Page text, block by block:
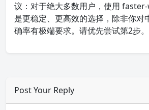
议：对于绝大多数用户，使用 faster-
是更稳定、更高效的选择，除非你对
确率有极端要求。请优先尝试第2步。
Post Your Reply